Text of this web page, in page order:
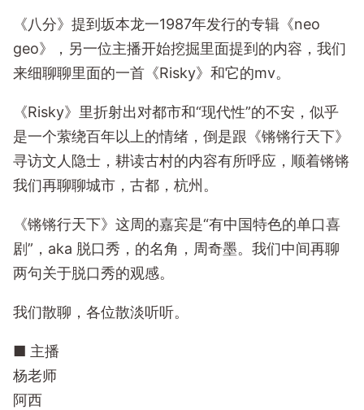
《八分》提到坂本龙一1987年发行的专辑《neo
geo》，另一位主播开始挖掘里面提到的内容，我们
来细聊聊里面的一首《Risky》和它的mv。
《Risky》里折射出对都市和“现代性”的不安，似乎
是一个萦绕百年以上的情绪，倒是跟《锵锵行天下》
寻访文人隐士，耕读古村的内容有所呼应，顺着锵锵
我们再聊聊城市，古都，杭州。
《锵锵行天下》这周的嘉宾是“有中国特色的单口喜
剧”，aka 脱口秀，的名角，周奇墨。我们中间再聊
两句关于脱口秀的观感。
我们散聊，各位散淡听听。
■ 主播
杨老师
阿西